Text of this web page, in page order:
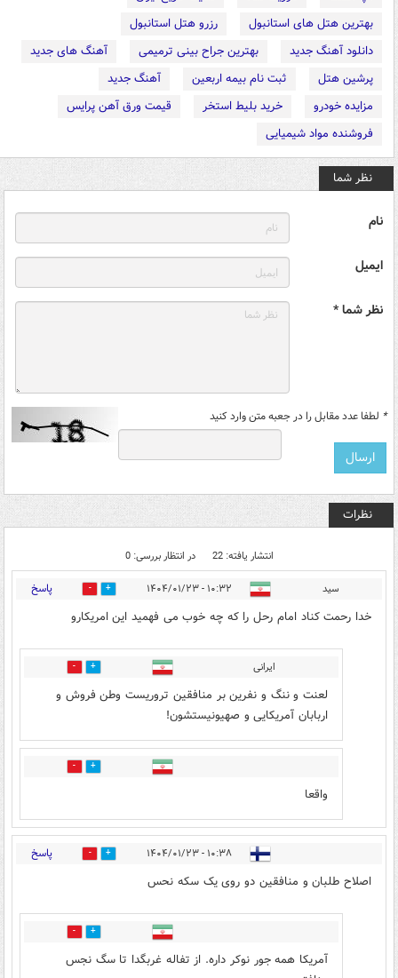
بهترین هتل های استانبول
رزرو هتل استانبول
دانلود آهنگ جدید
بهترین جراح بینی ترمیمی
آهنگ های جدید
پرشین هتل
ثبت نام بیمه اربعین
آهنگ جدید
مزایده خودرو
خرید بلیط استخر
قیمت ورق آهن پرایس
فروشنده مواد شیمیایی
نظر شما
نام
ایمیل
نظر شما *
* لطفا عدد مقابل را در جعبه متن وارد کنید
نظرات
انتشار یافته: 22 در انتظار بررسی: 0
سید ۱۰:۳۲ - ۱۴۰۴/۰۱/۲۳ 39 پاسخ
خدا رحمت کناد امام رحل را که چه خوب می فهمید این امریکارو
ایرانی 13
لعنت و ننگ و نفرین بر منافقین تروریست وطن فروش و
اربابان آمریکایی و صهیونیستشون!
4
واقعا
۱۰:۳۸ - ۱۴۰۴/۰۱/۲۳ 35 پاسخ
اصلاح طلبان و منافقین دو روی یک سکه نحس
15
آمریکا همه جور نوکر داره. از تفاله غربگدا تا سگ نجس